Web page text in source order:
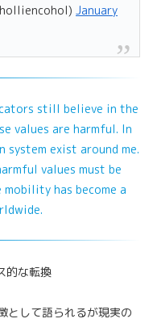
January
still believe in the
values are harmful. In
exist around me.
values must be
mobility has become a
的な転換
として語られるが現実の